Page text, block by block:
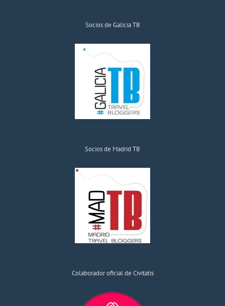
Socios de Galicia TB
Socios de Madrid TB
Colaborador oficial de Civitatis